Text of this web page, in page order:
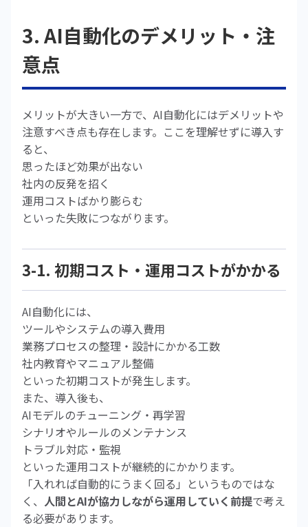
3. AI自動化のデメリット・注
意点
メリットが大きい一方で、AI自動化にはデメリットや
注意すべき点も存在します。ここを理解せずに導入す
ると、
思ったほど効果が出ない
社内の反発を招く
運用コストばかり膨らむ
といった失敗につながります。
3-1. 初期コスト・運用コストがかかる
AI自動化には、
ツールやシステムの導入費用
業務プロセスの整理・設計にかかる工数
社内教育やマニュアル整備
といった初期コストが発生します。
また、導入後も、
AIモデルのチューニング・再学習
シナリオやルールのメンテナンス
トラブル対応・監視
といった運用コストが継続的にかかります。
「入れれば自動的にうまく回る」というものではな
く、 人間とAIが協力しながら運用していく前提で考え
る必要があります。